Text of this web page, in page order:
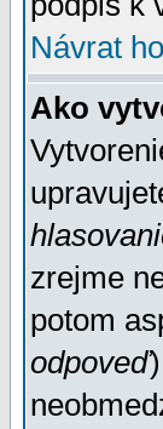
Návrat
Ako
zrejme
potom
odpoveď